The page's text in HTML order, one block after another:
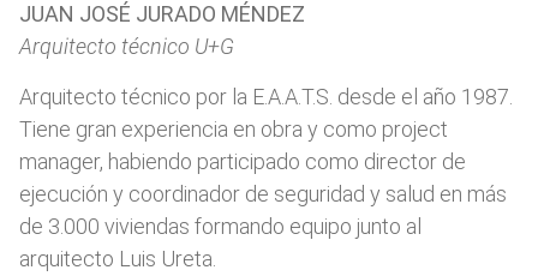
JUAN JOSÉ JURADO MÉNDEZ
Arquitecto técnico U+G
Arquitecto técnico por la E.A.A.T.S. desde el año 1987.
Tiene gran experiencia en obra y como project
manager, habiendo participado como director de
ejecución y coordinador de seguridad y salud en más
de 3.000 viviendas formando equipo junto al
arquitecto Luis Ureta.